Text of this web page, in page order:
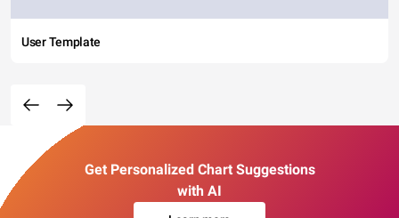
User Template
Get Personalized Chart Suggestions
with AI